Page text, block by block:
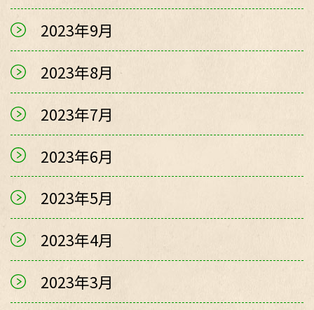
2023年9月
2023年8月
2023年7月
2023年6月
2023年5月
2023年4月
2023年3月